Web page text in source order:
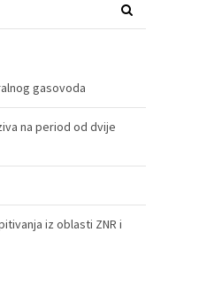
gasovoda
na period od dvije
iz oblasti ZNR i